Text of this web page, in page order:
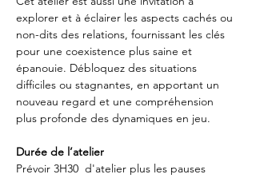
explorer et à éclairer les aspects cachés ou
non-dits des relations, fournissant les clés
pour une coexistence plus saine et
épanouie. Débloquez des situations
difficiles ou stagnantes, en apportant un
nouveau regard et une compréhension
plus profonde des dynamiques en jeu.
Durée de l’atelier
Prévoir 3H30  d'atelier plus les pauses